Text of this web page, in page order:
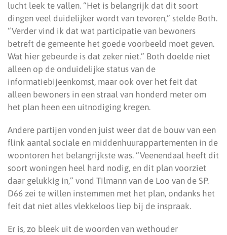
lucht leek te vallen. “Het is belangrijk dat dit soort
dingen veel duidelijker wordt van tevoren,” stelde Both.
“Verder vind ik dat wat participatie van bewoners
betreft de gemeente het goede voorbeeld moet geven.
Wat hier gebeurde is dat zeker niet.” Both doelde niet
alleen op de onduidelijke status van de
informatiebijeenkomst, maar ook over het feit dat
alleen bewoners in een straal van honderd meter om
het plan heen een uitnodiging kregen.
Andere partijen vonden juist weer dat de bouw van een
flink aantal sociale en middenhuurappartementen in de
woontoren het belangrijkste was. “Veenendaal heeft dit
soort woningen heel hard nodig, en dit plan voorziet
daar gelukkig in,” vond Tilmann van de Loo van de SP.
D66 zei te willen instemmen met het plan, ondanks het
feit dat niet alles vlekkeloos liep bij de inspraak.
Er is, zo bleek uit de woorden van wethouder